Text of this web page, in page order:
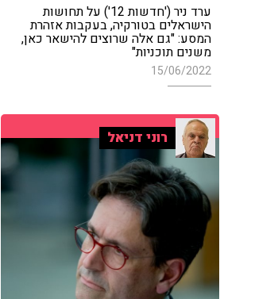
ערד ניר ('חדשות 12') על תחושות
הישראלים בטורקיה, בעקבות אזהרת
המסע: "גם אלה שרוצים להישאר כאן,
משנים תוכניות"
15/06/2022
רוני דניאל